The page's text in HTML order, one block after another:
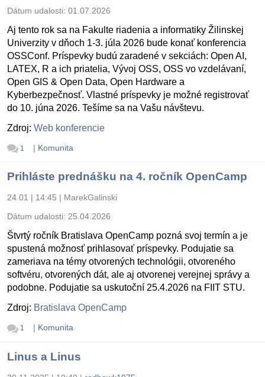
Dátum udalosti: 01.07.2026
Aj tento rok sa na Fakulte riadenia a informatiky Žilinskej
Univerzity v dňoch 1-3. júla 2026 bude konať konferencia
OSSConf. Príspevky budú zaradené v sekciách: Open AI,
LATEX, R a ich priatelia, Vývoj OSS, OSS vo vzdelávaní,
Open GIS & Open Data, Open Hardware a
Kyberbezpečnosť. Vlastné príspevky je možné registrovať
do 10. júna 2026. Tešíme sa na Vašu návštevu.
Zdroj: Web konferencie
1 | Komunita
Prihláste prednášku na 4. ročník OpenCamp
24.01 | 14:45 | MarekGalinski
Dátum udalosti: 25.04.2026
Štvrtý ročník Bratislava OpenCamp pozná svoj termín a je
spustená možnosť prihlasovať príspevky. Podujatie sa
zameriava na témy otvorených technológii, otvoreného
softvéru, otvorených dát, ale aj otvorenej verejnej správy a
podobne. Podujatie sa uskutoční 25.4.2026 na FIIT STU.
Zdroj: Bratislava OpenCamp
1 | Komunita
Linus a Linus